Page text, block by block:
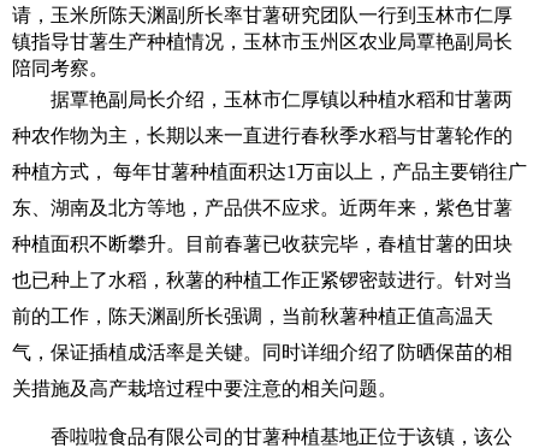
请，玉米所陈天渊副所长率甘薯研究团队一行到玉林市仁厚
镇指导甘薯生产种植情况，玉林市玉州区农业局覃艳副局长
陪同考察。
据覃艳副局长介绍，玉林市仁厚镇以种植水稻和甘薯两
种农作物为主，长期以来一直进行春秋季水稻与甘薯轮作的
种植方式，
每年甘薯种植面积达1万亩以上，产品主要销往广
东、湖南及北方等地，产品供不应求。近两年来，紫色甘薯
种植面积不断攀升。目前春薯已收获完毕，春植甘薯的田块
也已种上了水稻，秋薯的种植工作正紧锣密鼓进行。针对当
前的工作，陈天渊副所长强调，当前秋薯种植正值高温天
气，保证插植成活率是关键。同时详细介绍了防晒保苗的相
关措施及高产栽培过程中要注意的相关问题。
香啦啦食品有限公司的甘薯种植基地正位于该镇，该公